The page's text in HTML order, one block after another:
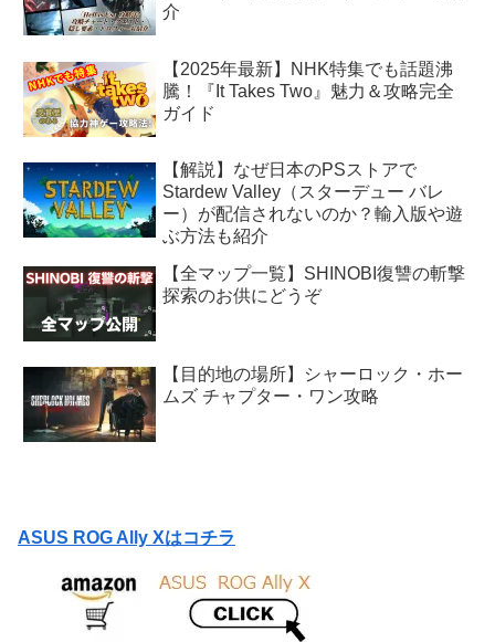
介
【2025年最新】NHK特集でも話題沸
騰！『It Takes Two』魅力＆攻略完全
ガイド
【解説】なぜ日本のPSストアで
Stardew Valley（スターデュー バレ
ー）が配信されないのか？輸入版や遊
ぶ方法も紹介
【全マップ一覧】SHINOBI復讐の斬撃
探索のお供にどうぞ
【目的地の場所】シャーロック・ホー
ムズ チャプター・ワン攻略
ASUS ROG Ally Xはコチラ